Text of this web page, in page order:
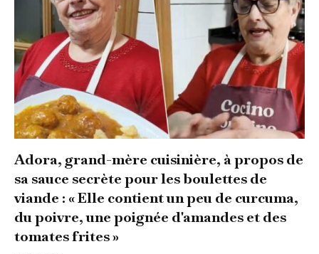
Adora, grand-mère cuisinière, à propos de
sa sauce secrète pour les boulettes de
viande : « Elle contient un peu de curcuma,
du poivre, une poignée d'amandes et des
tomates frites »